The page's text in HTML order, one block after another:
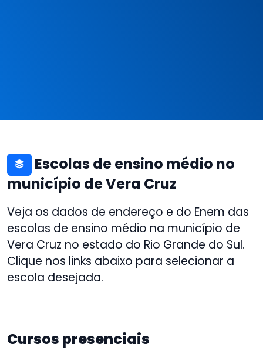
Escolas de ensino médio no
município de Vera Cruz
Veja os dados de endereço e do Enem das
escolas de ensino médio na município de
Vera Cruz no estado do Rio Grande do Sul.
Clique nos links abaixo para selecionar a
escola desejada.
Cursos presenciais